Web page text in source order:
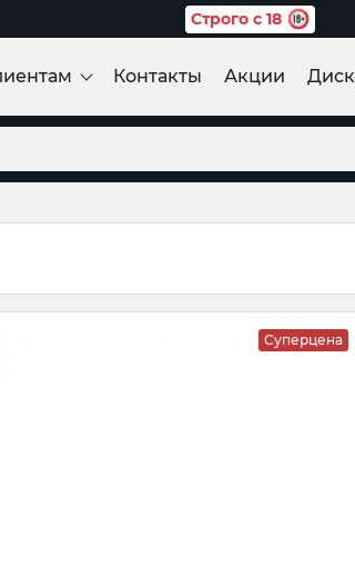
Строго с 18
Контакты Акции
Суперцена